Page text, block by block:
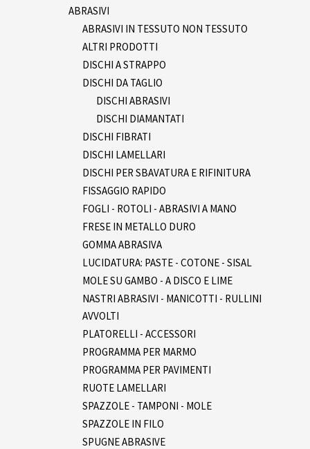
ABRASIVI
ABRASIVI IN TESSUTO NON TESSUTO
ALTRI PRODOTTI
DISCHI A STRAPPO
DISCHI DA TAGLIO
DISCHI ABRASIVI
DISCHI DIAMANTATI
DISCHI FIBRATI
DISCHI LAMELLARI
DISCHI PER SBAVATURA E RIFINITURA
FISSAGGIO RAPIDO
FOGLI - ROTOLI - ABRASIVI A MANO
FRESE IN METALLO DURO
GOMMA ABRASIVA
LUCIDATURA: PASTE - COTONE - SISAL
MOLE SU GAMBO - A DISCO E LIME
NASTRI ABRASIVI - MANICOTTI - RULLINI
AVVOLTI
PLATORELLI - ACCESSORI
PROGRAMMA PER MARMO
PROGRAMMA PER PAVIMENTI
RUOTE LAMELLARI
SPAZZOLE - TAMPONI - MOLE
SPAZZOLE IN FILO
SPUGNE ABRASIVE